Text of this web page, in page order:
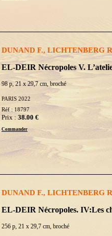
DUNAND F., LICHTENBERG
EL-DEIR Nécropoles V.
98 p, 21 x 29,7 cm, broché
PARIS 2022
Réf : 18797
Prix : 38.00 €
Commander
DUNAND F., LICHTENBERG
EL-DEIR Nécropoles. IV:Les
256 p, 21 x 29,7 cm, broché